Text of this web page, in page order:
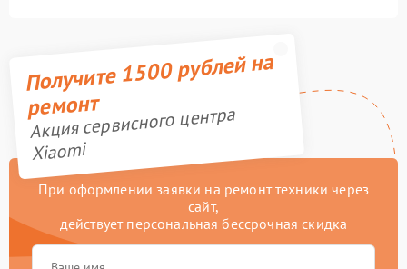
Получите 1500 рублей на
ремонт
Акция сервисного центра
Xiaomi
При оформлении заявки на ремонт техники через
сайт,
действует персональная бессрочная скидка